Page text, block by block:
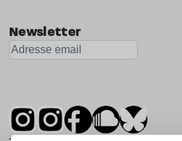
Newsletter